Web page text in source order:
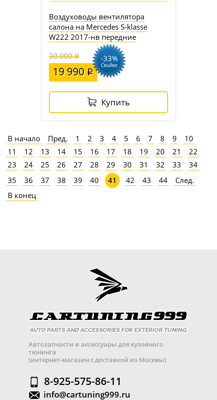
Воздуховоды вентилятора
салона на Mercedes S-klasse
W222 2017-нв передние
30 000
19 990
-33%
Скидка
Купить
В начало Пред. 1 2 3 4 5 6 7 8 9
10
11
12 13 14 15 16 17 18 19 20 21
22
23
24 25 26 27 28 29 30 31 32 33
34
35
36 37 38 39 40 41 42 43 44
След.
В конец
Автозапчасти и аксессуары для кузовного
тюнинга
(интернет-магазин с доставкой из Москвы)
8-925-575-86-11
info@cartuning999.ru